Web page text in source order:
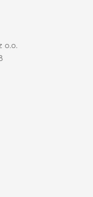
o.o.